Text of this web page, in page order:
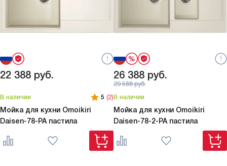
22 388 руб.
В наличии 5 (2)
Мойка для кухни Omoikiri
Daisen-78-PA пастила
26 388 руб.
29 588руб.
В наличии
Мойка для кухни Omoikiri
Daisen-78-2-PA пастила